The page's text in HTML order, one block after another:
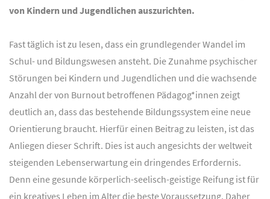
von Kindern und Jugendlichen auszurichten.
Fast täglich ist zu lesen, dass ein grundlegender Wandel im
Schul- und Bildungswesen ansteht. Die Zunahme psychischer
Störungen bei Kindern und Jugendlichen und die wachsende
Anzahl der von Burnout betroffenen Pädagog*innen zeigt
deutlich an, dass das bestehende Bildungssystem eine neue
Orientierung braucht. Hierfür einen Beitrag zu leisten, ist das
Anliegen dieser Schrift. Dies ist auch angesichts der weltweit
steigenden Lebenserwartung ein dringendes Erfordernis.
Denn eine gesunde körperlich-seelisch-geistige Reifung ist für
ein kreatives Leben im Alter die beste Voraussetzung. Daher